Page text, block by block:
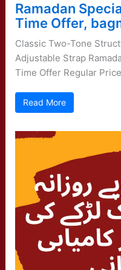
Ramadan
Time Offer,
Classic Two-Tone
Adjustable Strap
Time Offer Regular
Read More